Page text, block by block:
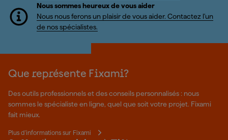
Nous sommes heureux de vous aider
Nous nous ferons un plaisir de vous aider. Contactez l'un
de nos spécialistes.
Que représente Fixami?
Des outils professionnels et des conseils personnalisés : nous
sommes le spécialiste en ligne, quel que soit votre projet. Fixami
fait mieux.
Plus d'informations sur Fixami